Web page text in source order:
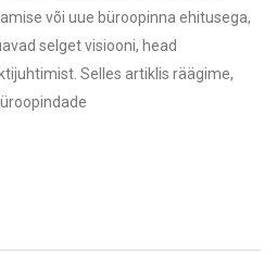
või uue büroopinna ehitusega,
selget visiooni, head
Selles artiklis räägime,